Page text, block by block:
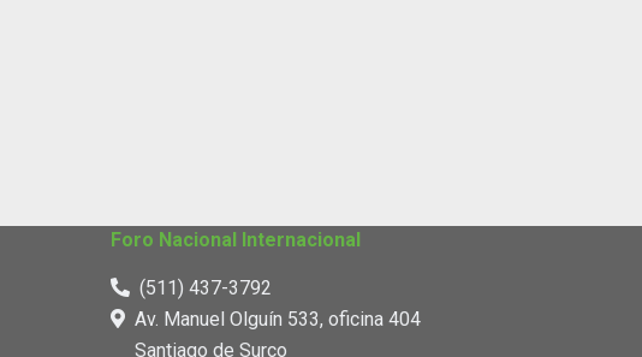
Foro Nacional Internacional
(511) 437-3792
Av. Manuel Olguín 533, oficina 404
Santiago de Surco